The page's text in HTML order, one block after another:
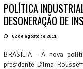
POLÍTICA
DESONERAÇÃO DE
02 de agosto de 2011
BRASÍLIA - A nova
presidente Dilma